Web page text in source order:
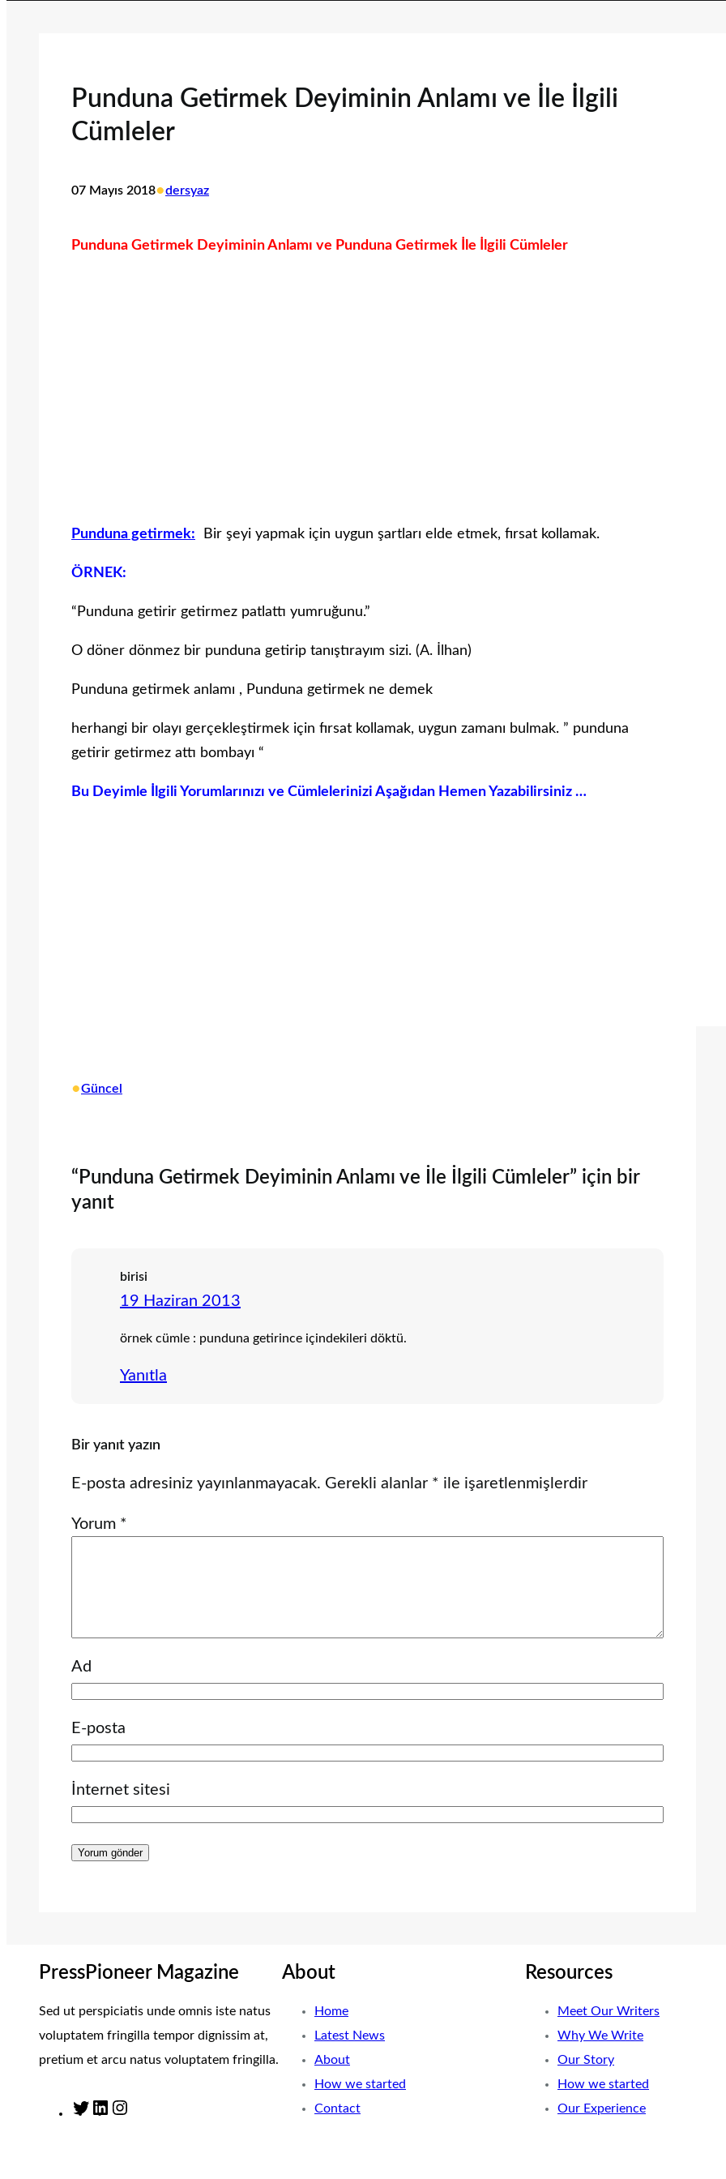
Punduna Getirmek Deyiminin Anlamı ve İle İlgili
Cümleler
07 Mayıs 2018•dersyaz
Punduna Getirmek Deyiminin Anlamı ve Punduna Getirmek İle İlgili Cümleler
Punduna getirmek: Bir şeyi yapmak için uygun şartları elde etmek, fırsat kollamak.
ÖRNEK:
“Punduna getirir getirmez patlattı yumruğunu.”
O döner dönmez bir punduna getirip tanıştırayım sizi. (A. İlhan)
Punduna getirmek anlamı , Punduna getirmek ne demek
herhangi bir olayı gerçekleştirmek için fırsat kollamak, uygun zamanı bulmak. ” punduna
getirir getirmez attı bombayı “
Bu Deyimle İlgili Yorumlarınızı ve Cümlelerinizi Aşağıdan Hemen Yazabilirsiniz …
•Güncel
“Punduna Getirmek Deyiminin Anlamı ve İle İlgili Cümleler” için bir
yanıt
birisi
19 Haziran 2013
örnek cümle : punduna getirince içindekileri döktü.
Yanıtla
Bir yanıt yazın
E-posta adresiniz yayınlanmayacak. Gerekli alanlar * ile işaretlenmişlerdir
Yorum *
Ad
E-posta
İnternet sitesi
PressPioneer Magazine
Sed ut perspiciatis unde omnis iste natus
voluptatem fringilla tempor dignissim at,
pretium et arcu natus voluptatem fringilla.
T
L
About
Home
Latest News
About
How we started
Contact
Resources
Meet Our Writers
Why We Write
Our Story
How we started
Our Experience